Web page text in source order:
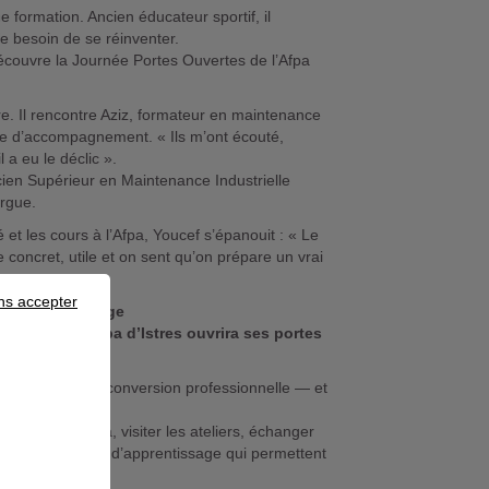
formation. Ancien éducateur sportif, il
besoin de se réinventer.
la Journée Portes Ouvertes de l’Afpa
Il rencontre Aziz, formateur en maintenance
« Ils m’ont écouté,
eu le déclic ».
Supérieur en Maintenance Industrielle
les cours à l’Afpa, Youcef s’épanouit : « Le
utile et on sent qu’on prépare un vrai
l’apprentissage
que l’Afpa d’Istres ouvrira ses portes
et de la reconversion professionnelle — et
par l’Afpa, visiter les ateliers, échanger
les dispositifs d’apprentissage qui permettent
accepter